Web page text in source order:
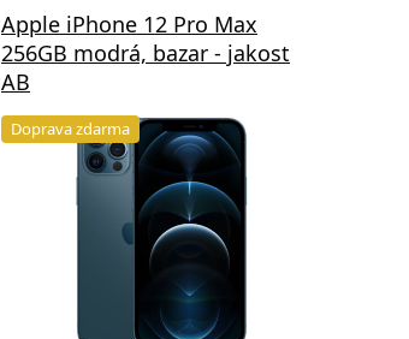
Apple iPhone 12 Pro Max
256GB modrá, bazar - jakost
AB
Doprava zdarma